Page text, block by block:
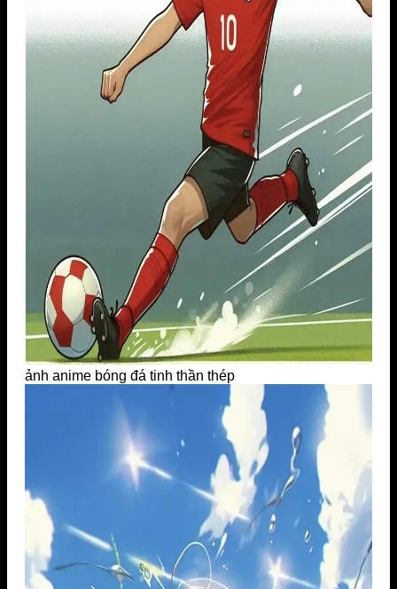
ảnh anime bóng đá tinh thần thép